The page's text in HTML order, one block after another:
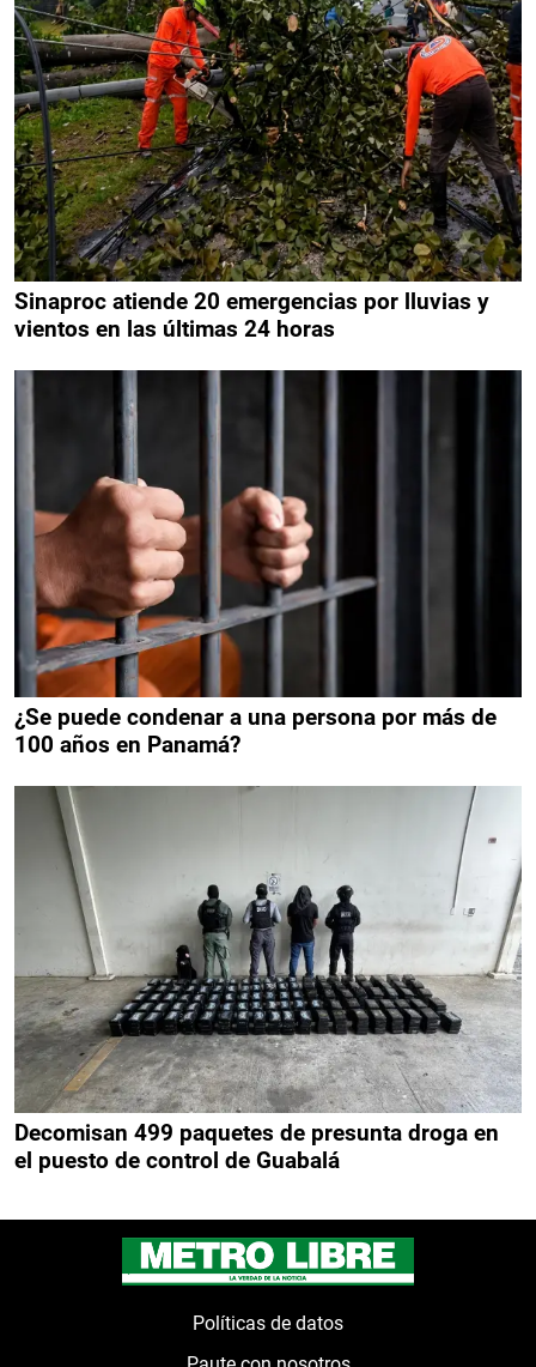
Sinaproc atiende 20 emergencias por lluvias y
vientos en las últimas 24 horas
¿Se puede condenar a una persona por más de
100 años en Panamá?
Decomisan 499 paquetes de presunta droga en
el puesto de control de Guabalá
Políticas de datos